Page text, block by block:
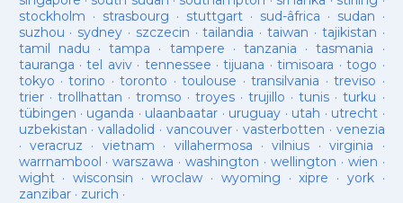
stockholm · strasbourg · stuttgart· sud-âfrica · sudan ·
suzhou · sydney · szczecin ·tailandia ·taiwan · tajikistan ·
tamil nadu ·tampa · tampere · tanzania ·tasmania ·
tauranga ·tel aviv· tennessee ·tijuana ·timisoara ·togo ·
tokyo ·torino ·toronto ·toulouse ·transilvania ·treviso ·
trier· trollhattan · tromso · troyes·trujillo ·tunis ·turku ·
tübingen · uganda · ulaanbaatar · uruguay · utah · utrecht ·
uzbekistan · valladolid · vancouver· vasterbotten · venezia
· veracruz · vietnam · villahermosa ·vilnius ·virginia ·
warrnambool ·warszawa ·washington · wellington · wien ·
wight· wisconsin ·wroclaw · wyoming ·xipre · york·
zanzibar· zurich ·